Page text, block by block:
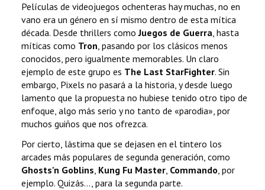
Películas de videojuegos ochenteras hay muchas, no en
vano era un género en sí mismo dentro de esta mítica
década. Desde thrillers comoJuegos de Guerra, hasta
míticas como Tron, pasando por los clásicos menos
conocidos, pero igualmente memorables. Un claro
ejemplo de este grupo es The Last StarFighter. Sin
embargo, Pixels no pasará a la historia, y desde luego
lamento que la propuesta no hubiese tenido otro tipo de
enfoque, algo más serio y no tanto de «parodia», por
muchos guiños que nos ofrezca.
Por cierto, lástima que se dejasen en el tintero los
arcades más populares de segunda generación, como
Ghosts'n Goblins, Kung Fu Master, Commando, por
ejemplo. Quizás..., para la segunda parte.